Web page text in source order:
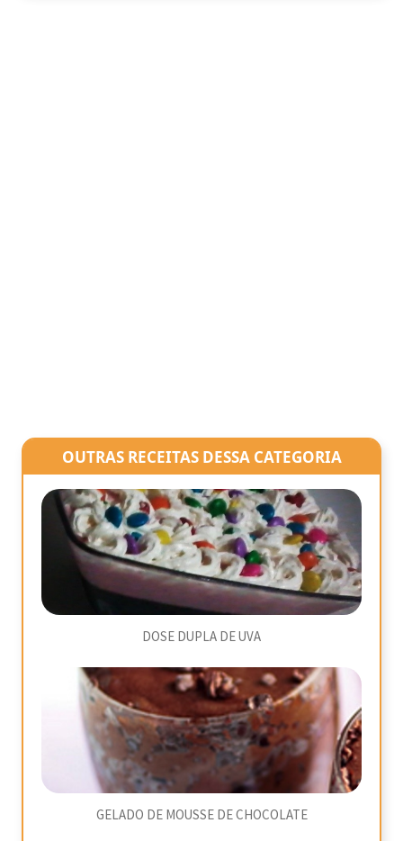
OUTRAS RECEITAS DESSA CATEGORIA
DOSE DUPLA DE UVA
GELADO DE MOUSSE DE CHOCOLATE